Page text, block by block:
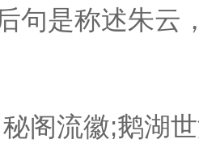
句是称述朱云
阁流徽;鹅湖